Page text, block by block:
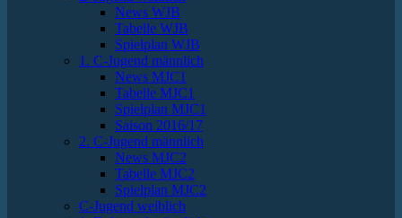
News WJB
Tabelle WJB
Spielplan WJB
1. C-Jugend männlich
News MJC1
Tabelle MJC1
Spielplan MJC1
Saison 2016/17
2. C-Jugend männlich
News MJC2
Tabelle MJC2
Spielplan MJC2
C-Jugend weiblich